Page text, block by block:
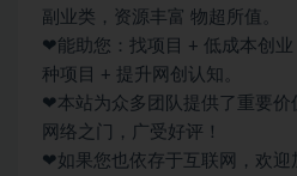
副业类，资源丰富 物超所值。
❤能助您：找项目 + 低成本创
种项目 + 提升网创认知。
❤本站为众多团队提供了重要价
网络之门，广受好评！
❤如果您也依存于互联网，欢迎